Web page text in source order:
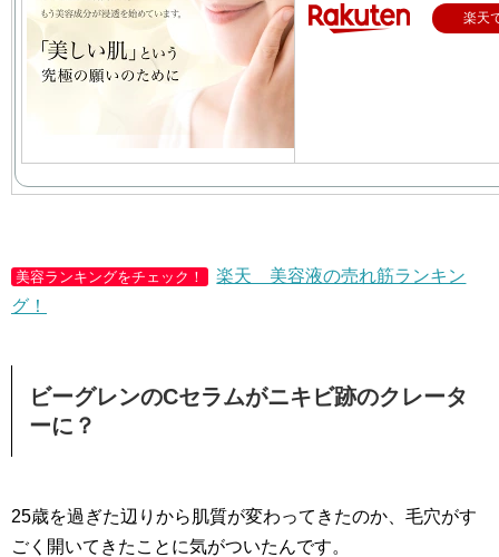
楽天
美容ランキングをチェック！
楽天 美容液の売れ筋ランキン
グ！
ビーグレンのCセラムがニキビ跡のクレータ
ーに？
25歳を過ぎた辺りから肌質が変わってきたのか、毛穴がす
ごく開いてきたことに気がついたんです。